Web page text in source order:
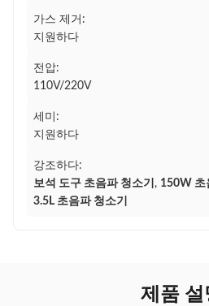
가스 제거:
지원하다
전압:
110V/220V
세미:
지원하다
강조하다:
보석 도구 초음파 청소기 , 150W 초
3.5L 초음파 청소기
제품 설